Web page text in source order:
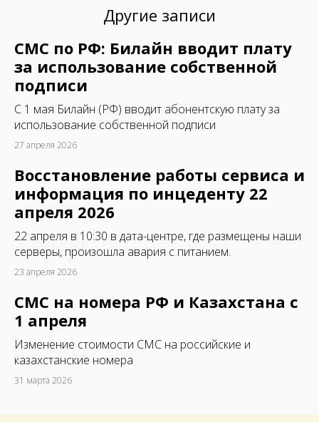
Другие записи
СМС по РФ: Билайн вводит плату
за использование собственной
подписи
C 1 мая Билайн (РФ) вводит абонентскую плату за
использование собственной подписи
27 апреля 2026
Восстановление работы сервиса и
информация по инцеденту 22
апреля 2026
22 апреля в 10:30 в дата-центре, где размещены наши
серверы, произошла авария с питанием.
23 апреля 2026
СМС на номера РФ и Казахстана с
1 апреля
Изменение стоимости СМС на российские и
казахстанские номера
31 марта 2026